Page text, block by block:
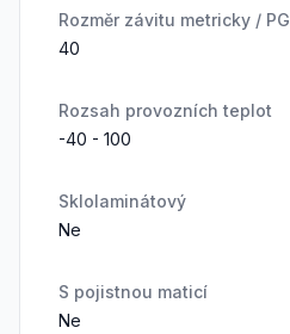
Rozměr závitu metricky / PG
40
Rozsah provozních teplot
-40 - 100
Sklolaminátový
Ne
S pojistnou maticí
Ne